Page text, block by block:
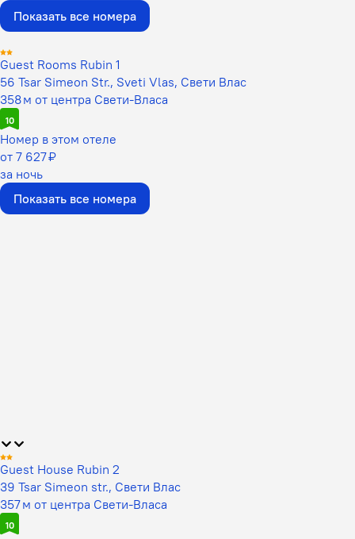
Показать все номера
Guest Rooms Rubin 1
56 Tsar Simeon Str., Sveti Vlas, Свети Влас
358 м от центра Свети-Власа
10
Номер в этом отеле
от 7 627 ₽
за ночь
Показать все номера
Guest House Rubin 2
39 Tsar Simeon str., Свети Влас
357 м от центра Свети-Власа
10